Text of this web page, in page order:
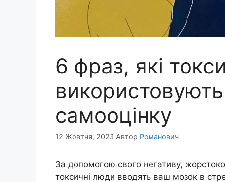
6 фраз, які
самооцінку
12 Жовтня, 2023 Автор Романович
За допомогою свого негативу,
токсичні люди вводять ваш мозок в